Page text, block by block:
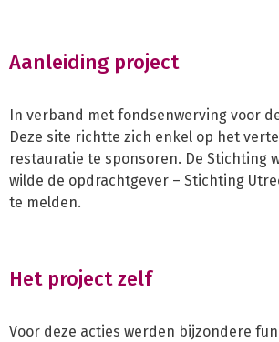
Aanleiding project
In verband met fondsenwerving voor
Deze site richtte zich enkel op het
restauratie te sponsoren. De Stichting
wilde de opdrachtgever – Stichting
te melden.
Het project zelf
Voor deze acties werden bijzondere